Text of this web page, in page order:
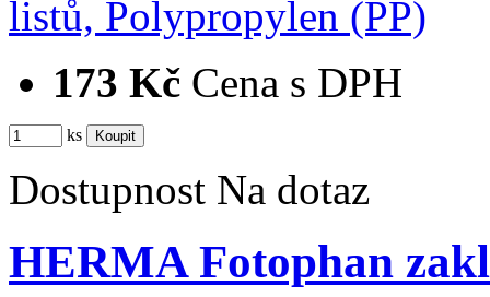
173 Kč Cena s DPH
ks
Dostupnost Na dotaz
HERMA Fotophan